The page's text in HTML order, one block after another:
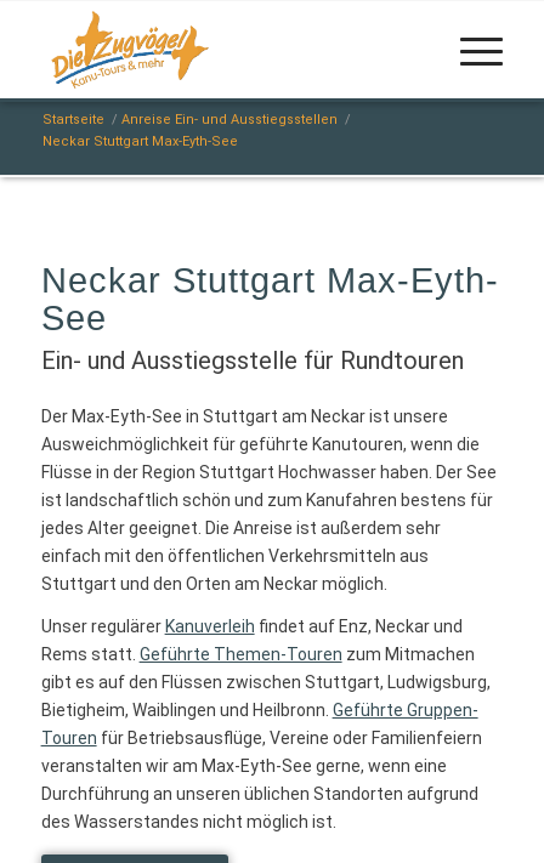
Startseite / Anreise Ein- und Ausstiegsstellen /
Neckar Stuttgart Max-Eyth-See
Neckar Stuttgart Max-Eyth-
See
Ein- und Ausstiegsstelle für Rundtouren
Der Max-Eyth-See in Stuttgart am Neckar ist unsere
Ausweichmöglichkeit für geführte Kanutouren, wenn die
Flüsse in der Region Stuttgart Hochwasser haben. Der See
ist landschaftlich schön und zum Kanufahren bestens für
jedes Alter geeignet. Die Anreise ist außerdem sehr
einfach mit den öffentlichen Verkehrsmitteln aus
Stuttgart und den Orten am Neckar möglich.
Unser regulärer Kanuverleih findet auf Enz, Neckar und
Rems statt. Geführte Themen-Touren zum Mitmachen
gibt es auf den Flüssen zwischen Stuttgart, Ludwigsburg,
Bietigheim, Waiblingen und Heilbronn. Geführte Gruppen-
Touren für Betriebsausflüge, Vereine oder Familienfeiern
veranstalten wir am Max-Eyth-See gerne, wenn eine
Durchführung an unseren üblichen Standorten aufgrund
des Wasserstandes nicht möglich ist.